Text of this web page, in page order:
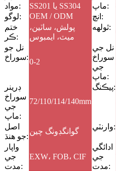
مواد:
SS201 يا SS304 ماپ:
لوگو:
OEM / ODM
انچ:
ختم
ڪر:
پولش، ساٽين،
ميٽ، ايمبوس
ٿولهه:
نل جو
سوراخ:
0-2
نل جي
سوراخ
جي
ماپ:
ڊرينر
سوراخ
جي
ماپ:
72/110/114/140mm
پيڪنگ:
اصل
جو هنڌ:
گوانگڊونگ چين
وارنٽي:
واپار
جي
مدت:
EXW، FOB، CIF
ادائگي
جي
مدت: